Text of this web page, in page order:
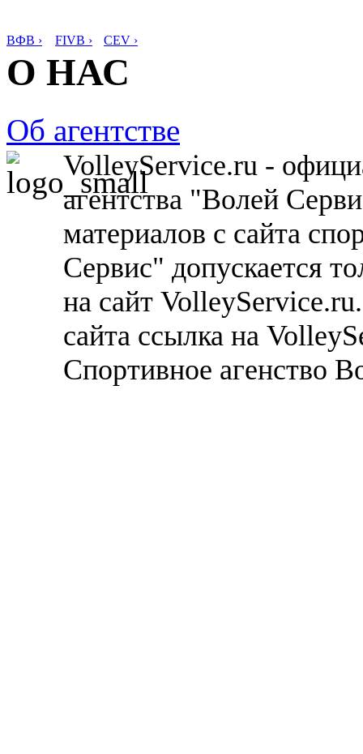
ВФВ › FIVB › CEV ›
О НАС
Об агентстве
VolleyService.ru -
агентства "Волей
материалов с сайта
Сервис" допускается
на сайт
сайта ссылка на
Спортивное агенство